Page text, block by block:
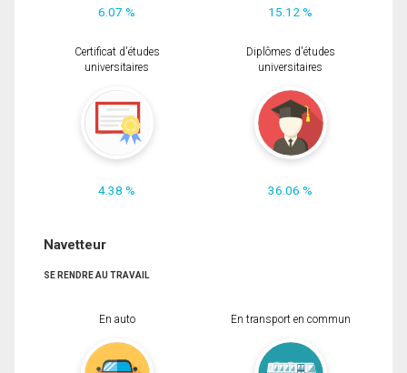
6.07 % 15.12 %
Certificat d'études
universitaires
4.38 %
Diplômes d'études
universitaires
36.06 %
Navetteur
SE RENDRE AU TRAVAIL
En auto En transport en commun